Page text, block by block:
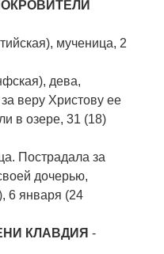
мученица, 2
дева,
веру Христову ее
в озере, 31 (18)
Пострадала за
дочерью,
6 января (24
КЛАВДИЯ -